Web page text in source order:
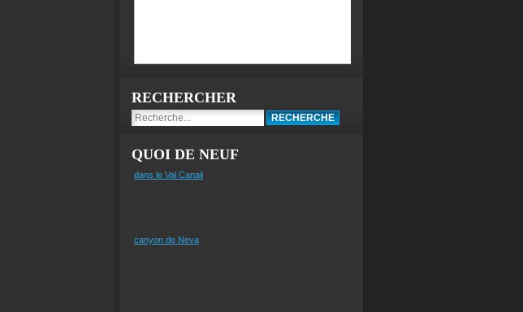
RECHERCHER
QUOI DE NEUF
dans le Val Canali
canyon de Neva